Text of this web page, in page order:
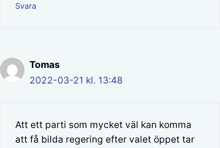
Svara
Tomas
2022-03-21 kl. 13:48
Att ett parti som mycket väl kan komma
att få bilda regering efter valet öppet tar